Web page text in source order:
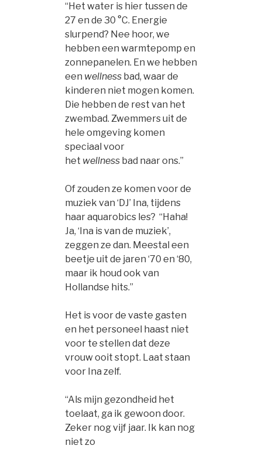
“Het water is hier tussen de
27 en de 30 °C. Energie
slurpend? Nee hoor, we
hebben een warmtepomp en
zonnepanelen. En we hebben
een wellness bad, waar de
kinderen niet mogen komen.
Die hebben de rest van het
zwembad. Zwemmers uit de
hele omgeving komen
speciaal voor
het wellness bad naar ons.”
Of zouden ze komen voor de
muziek van ‘DJ’ Ina, tijdens
haar aquarobics les? “Haha!
Ja, ‘Ina is van de muziek’,
zeggen ze dan. Meestal een
beetje uit de jaren ‘70 en ‘80,
maar ik houd ook van
Hollandse hits.”
Het is voor de vaste gasten
en het personeel haast niet
voor te stellen dat deze
vrouw ooit stopt. Laat staan
voor Ina zelf.
“Als mijn gezondheid het
toelaat, ga ik gewoon door.
Zeker nog vijf jaar. Ik kan nog
niet zo